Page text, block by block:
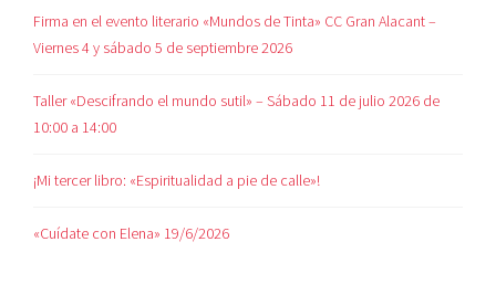
Firma en el evento literario «Mundos de Tinta» CC Gran Alacant –
Viernes 4 y sábado 5 de septiembre 2026
Taller «Descifrando el mundo sutil» – Sábado 11 de julio 2026 de
10:00 a 14:00
¡Mi tercer libro: «Espiritualidad a pie de calle»!
«Cuídate con Elena» 19/6/2026